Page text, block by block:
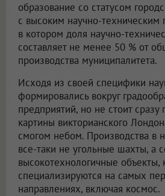
образование со статусом
с высоким научно-техническим
в котором доля научно-
составляет не менее 50 % от
производства муниципалитета.
Исходя из своей специфики
формировались вокруг
предприятий, но не стоит сразу
картины викторианского
смогом небом. Производства в
все-таки не угольные шахты, а
высокотехнологичные объекты,
специализируются на самых
направлениях, включая космос.